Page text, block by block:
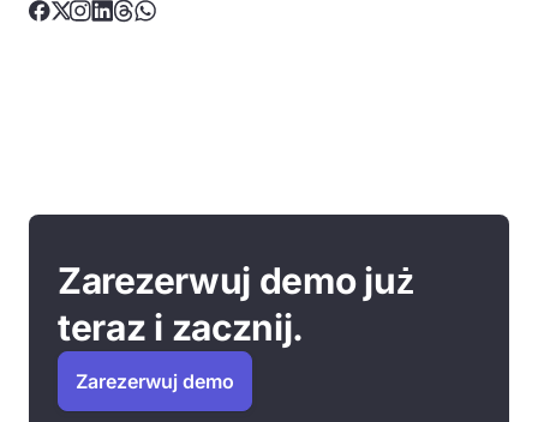
Zarezerwuj demo już
teraz i zacznij.
Zarezerwuj demo